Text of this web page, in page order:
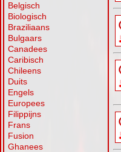
Belgisch
Biologisch
Braziliaans
Bulgaars
Canadees
Caribisch
Chileens
Duits
Engels
Europees
Filippijns
Frans
Fusion
Ghanees